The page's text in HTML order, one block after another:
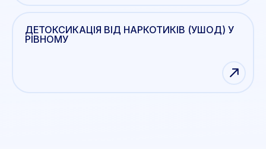
ДЕТОКСИКАЦІЯ ВІД НАРКОТИКІВ (УШОД) У
РІВНОМУ